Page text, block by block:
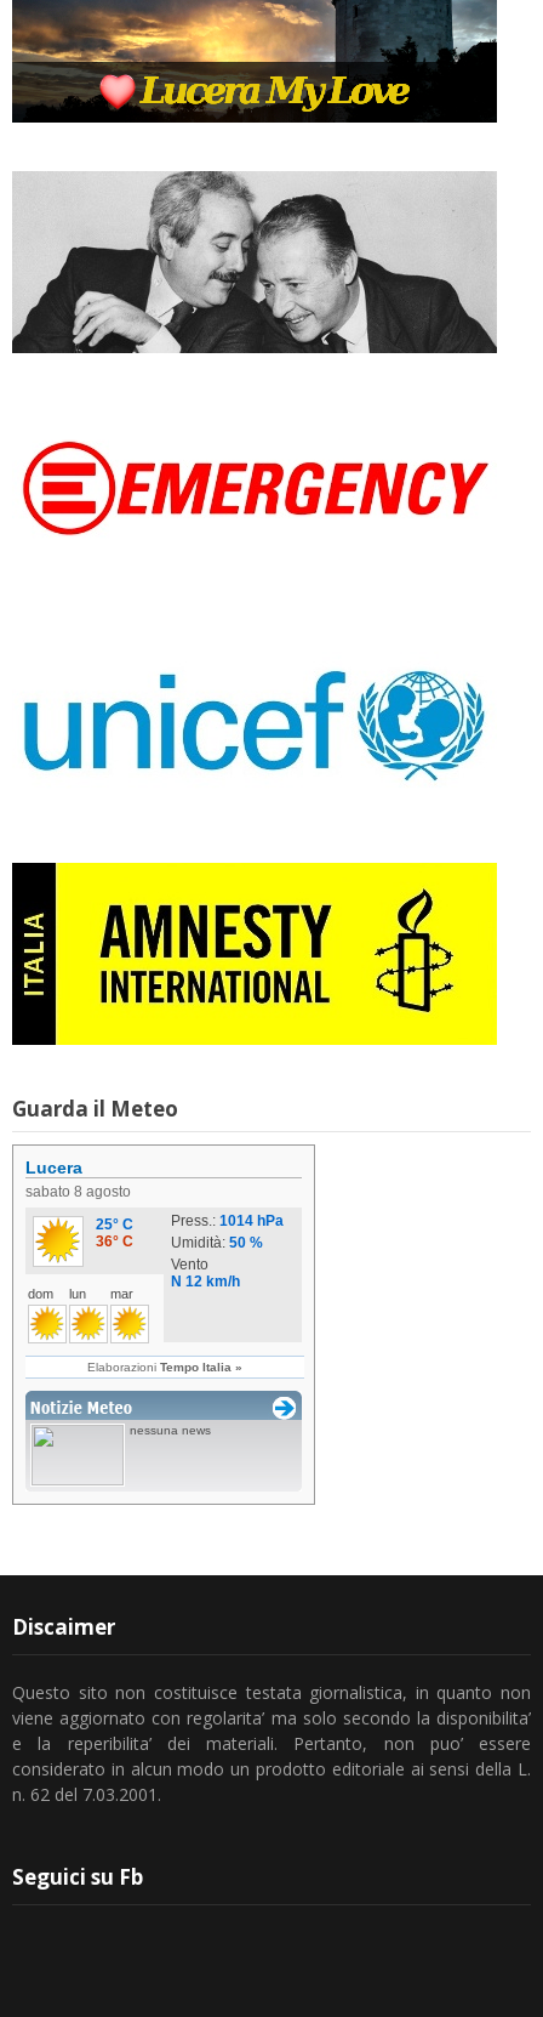
Guarda il Meteo
Discaimer
Questo sito non costituisce testata giornalistica, in quanto non
viene aggiornato con regolarita’ ma solo secondo la disponibilita’
e la reperibilita’ dei materiali. Pertanto, non puo’ essere
considerato in alcun modo un prodotto editoriale ai sensi della L.
n. 62 del 7.03.2001.
Seguici su Fb